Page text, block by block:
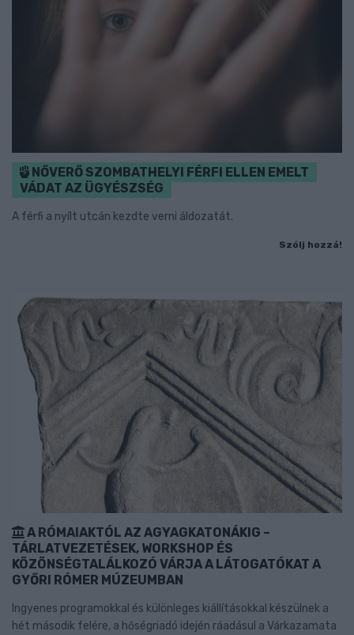
NŐVERŐ SZOMBATHELYI FÉRFI ELLEN EMELT
VÁDAT AZ ÜGYÉSZSÉG
A férfi a nyílt utcán kezdte verni áldozatát.
Szólj hozzá!
A RÓMAIAKTÓL AZ AGYAGKATONÁKIG –
TÁRLATVEZETÉSEK, WORKSHOP ÉS
KÖZÖNSÉGTALÁLKOZÓ VÁRJA A LÁTOGATÓKAT A
GYŐRI RÓMER MÚZEUMBAN
Ingyenes programokkal és különleges kiállításokkal készülnek a
hét második felére, a hőségriadó idején ráadásul a Várkazamata